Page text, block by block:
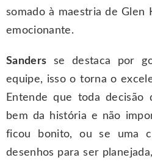
somado à maestria de Glen
emocionante.
Sanders se destaca por
equipe, isso o torna o
Entende que toda
bem da história e não
ficou bonito, ou se uma
desenhos para ser